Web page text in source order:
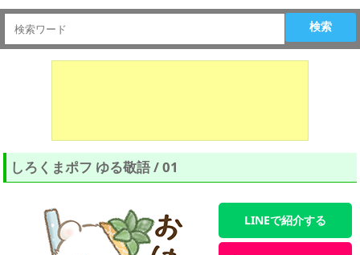
検索
しろくまポフ ゆる敬語 / 01
LINEで紹介する